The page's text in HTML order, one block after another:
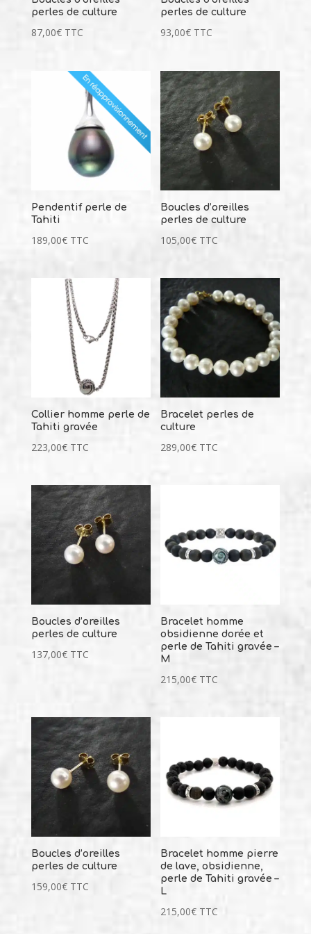
perles de culture
87,00€ TTC
perles de culture
93,00€ TTC
Pendentif perle de
Tahiti
189,00€ TTC
Boucles d’oreilles
perles de culture
105,00€ TTC
Collier homme perle de
Tahiti gravée
223,00€ TTC
Bracelet perles de
culture
289,00€ TTC
Boucles d’oreilles
perles de culture
137,00€ TTC
Bracelet homme
obsidienne dorée et
perle de Tahiti gravée –
M
215,00€ TTC
Boucles d’oreilles
perles de culture
159,00€ TTC
Bracelet homme pierre
de lave, obsidienne,
perle de Tahiti gravée –
L
215,00€ TTC